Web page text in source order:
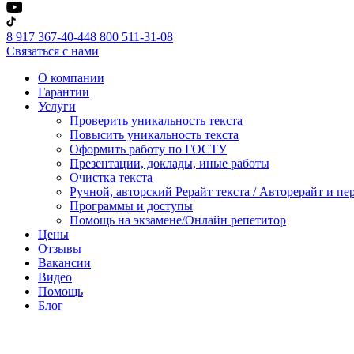
8 917 367-40-448 800 511-31-08
Связаться с нами
О компании
Гарантии
Услуги
Проверить уникальность текста
Повысить уникальность текста
Оформить работу по ГОСТУ
Презентации, доклады, иные работы
Очистка текста
Ручной, авторский Рерайт текста / Авторерайт и
Программы и доступы
Помощь на экзамене/Онлайн репетитор
Цены
Отзывы
Вакансии
Видео
Помощь
Блог